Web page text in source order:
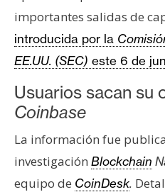
i
s
N
o
t
a
s
d
e
importantes salidas de
introducida por la
EE.UU. (SEC) este 6 de
Usuarios sacan su
Coinbase
La información fue
investigación Blockchain
equipo de CoinDesk.